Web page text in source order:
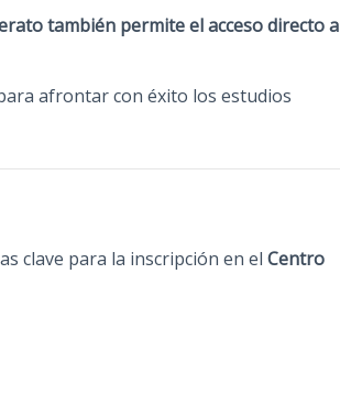
también permite el acceso directo a
afrontar con éxito los estudios
clave para la inscripción en el Centro